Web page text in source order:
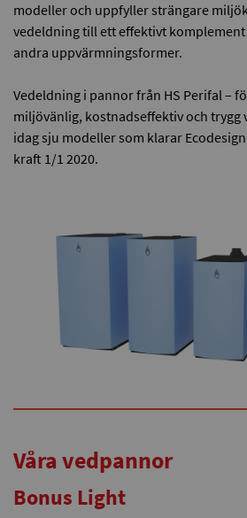
modeller och uppfyller strängare
vedeldning till ett effektivt
andra uppvärmningsformer.
Vedeldning i pannor från HS Perifal –
miljövänlig, kostnadseffektiv och trygg
idag sju modeller som klarar
kraft 1/1 2020.
Våra vedpannor
Bonus Light